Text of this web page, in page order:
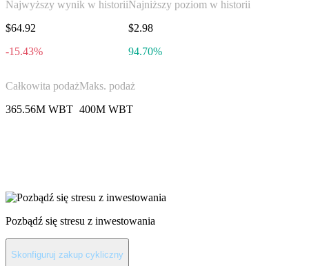
Najwyższy wynik w historii
$64.92
-15.43%
Najniższy poziom w historii
$2.98
94.70%
Całkowita podaż
365.56M WBT
Maks. podaż
400M WBT
Pozbądź się stresu z inwestowania
Skonfiguruj zakup cykliczny